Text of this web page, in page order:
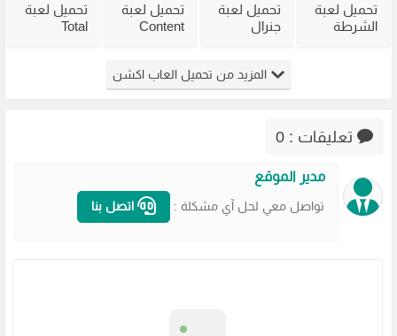
تحميل لعبة
الشرطة
تحميل لعبة
جنرال
Zero Hour
للكمبيوتر
تحميل لعبة
Content
من ميديا
فاير
تحميل لعبة
Total
مضغوطة
المزيد من تحميل العاب اكشن
تعليقات : 0
مدير الموقع
تواصل معي لحل آي مشكلة : اتصل بنا